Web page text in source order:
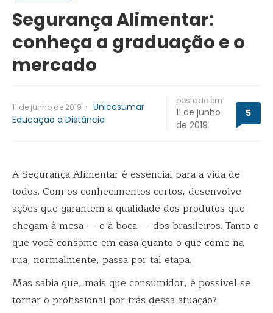
Segurança Alimentar:
conheça a graduação e o
mercado
11 de junho de 2019 · Unicesumar
Educação a Distância
postado em
11 de junho
de 2019
5
A Segurança Alimentar é essencial para a vida de
todos. Com os conhecimentos certos, desenvolve
ações que garantem a qualidade dos produtos que
chegam à mesa — e à boca — dos brasileiros. Tanto o
que você consome em casa quanto o que come na
rua, normalmente, passa por tal etapa.
Mas sabia que, mais que consumidor, é possível se
tornar o profissional por trás dessa atuação?